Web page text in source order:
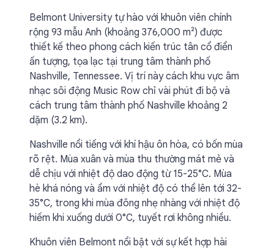
Belmont University tự hào với khuôn viên chính
rộng 93 mẫu Anh (khoảng 376,000 m²) được
thiết kế theo phong cách kiến trúc tân cổ điển
ấn tượng, tọa lạc tại trung tâm thành phố
Nashville, Tennessee. Vị trí này cách khu vực âm
nhạc sôi động Music Row chỉ vài phút đi bộ và
cách trung tâm thành phố Nashville khoảng 2
dặm (3.2 km).
Nashville nổi tiếng với khí hậu ôn hòa, có bốn mùa
rõ rệt. Mùa xuân và mùa thu thường mát mẻ và
dễ chịu với nhiệt độ dao động từ 15-25°C. Mùa
hè khá nóng và ẩm với nhiệt độ có thể lên tới 32-
35°C, trong khi mùa đông nhẹ nhàng với nhiệt độ
hiếm khi xuống dưới 0°C, tuyết rơi không nhiều.
Khuôn viên Belmont nổi bật với sự kết hợp hài